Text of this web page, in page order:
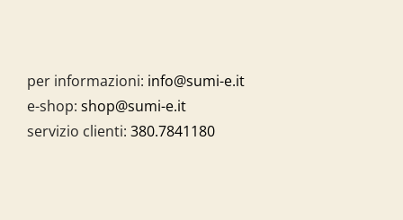
per informazioni: info@sumi-e.it
e-shop: shop@sumi-e.it
servizio clienti: 380.7841180